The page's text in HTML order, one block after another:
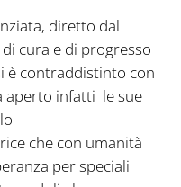
diretto dal
cura e di progresso
è contraddistinto con
aperto infatti le sue
che con umanità
per speciali